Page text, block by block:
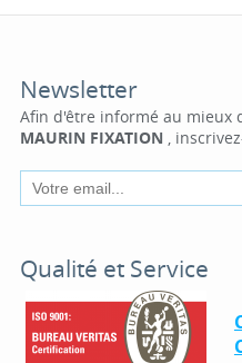
Newsletter
Afin d'être informé au mieux
MAURIN FIXATION ,
Qualité et Service